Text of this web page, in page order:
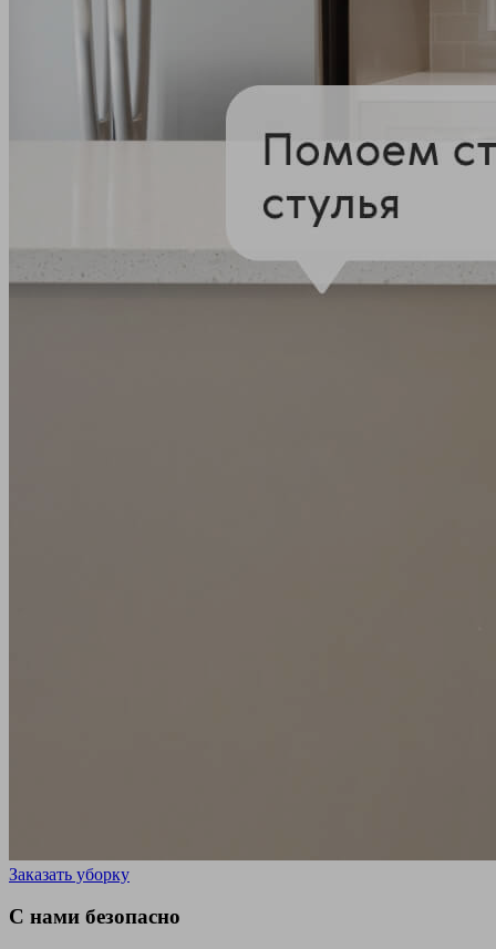
Заказать уборку
С нами безопасно